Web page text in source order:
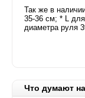
Так же в
35-36 см; * L
диаметра руля
Что думают